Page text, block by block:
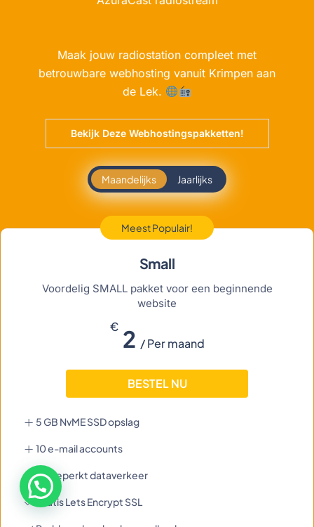
Maak jouw radiostation compleet met
betrouwbare webhosting vanuit Krimpen aan
de Lek.
Bekijk Deze Webhostingspakketten!
Maandelijks Jaarlijks
Meest Populair!
Small
Voordelig SMALL pakket voor een beginnende
website
€2 / Per maand
BESTEL NU
5 GB NvME SSD opslag
10 e-mail accounts
Onbeperkt dataverkeer
Gratis Lets Encrypt SSL